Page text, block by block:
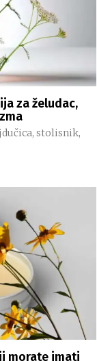
za želudac,
stolisnik,
morate imati